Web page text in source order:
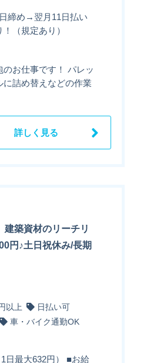
締め→翌月11日払い
（規定あり）
お仕事です！ パレッ
に詰め替えなどの作業
詳しく見る
建築資材のリーチリ
円♪土日祝休み/長期
以上
日払い可
車・バイク通勤OK
日最大632円） ■お給